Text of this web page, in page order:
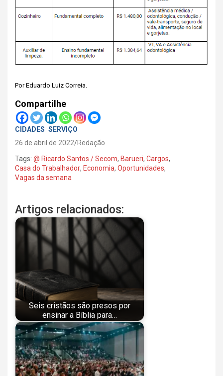
Por Eduardo Luiz Correia.
Compartilhe
CIDADES SERVIÇO
26 de abril de 2022 Redação
Tags: @ Ricardo Santos / Secom, Barueri, Cargos,
Casa do Trabalhador, Economia, Oportunidades,
Vagas da semana
Artigos relacionados:
Seis cristãos são presos por
ensinar a Bíblia para…